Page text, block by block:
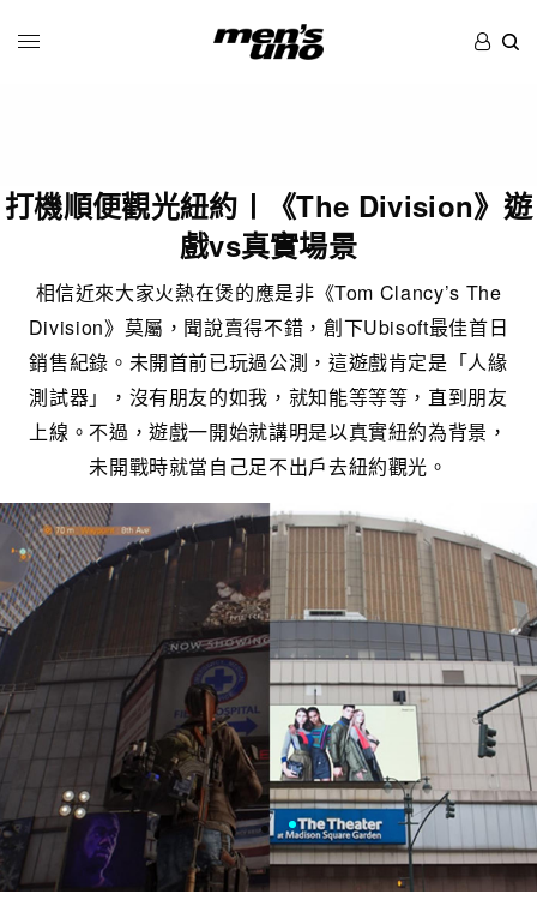
打機順便觀光紐約〡《The Division》遊
戲vs真實場景
相信近來大家火熱在煲的應是非《Tom Clancy’s The
Division》莫屬，聞說賣得不錯，創下Ubisoft最佳首日
銷售紀錄。未開首前已玩過公測，這遊戲肯定是「人緣
測試器」，沒有朋友的如我，就知能等等等，直到朋友
上線。不過，遊戲一開始就講明是以真實紐約為背景，
未開戰時就當自己足不出戶去紐約觀光。